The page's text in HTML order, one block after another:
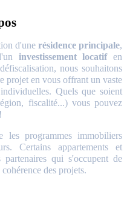
d'une résidence principale,
investissement locatifen
nous souhaitons
projet en vous offrant un vaste
Quels que soient
fiscalité...) vous pouvez
les programmes immobiliers
Certains appartements et
qui s'occupent de
des projets.